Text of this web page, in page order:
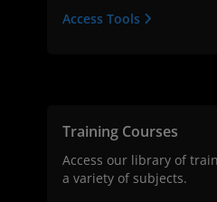
Access Tools
Training Courses
Access our library of
a variety of subjects.